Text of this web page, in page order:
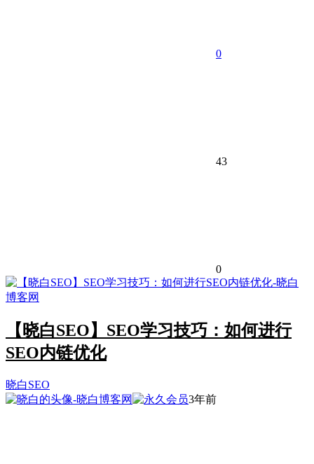
0
43
0
【晓白SEO】SEO学习技巧：如何进行
SEO内链优化
晓白SEO
3年前